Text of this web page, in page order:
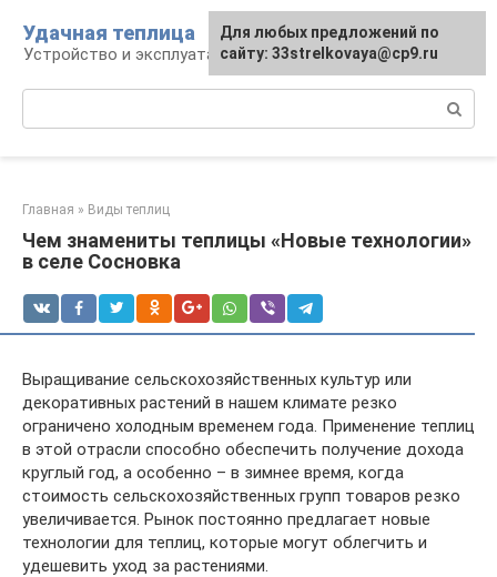
контенту
Удачная теплица
Устройство и эксплуатация теплиц
Главная » Виды теплиц
Чем знамениты теплицы «Новые технологии»
в селе Сосновка
Выращивание сельскохозяйственных культур или
декоративных растений в нашем климате резко
ограничено холодным временем года. Применение теплиц
в этой отрасли способно обеспечить получение дохода
круглый год, а особенно – в зимнее время, когда
стоимость сельскохозяйственных групп товаров резко
увеличивается. Рынок постоянно предлагает новые
технологии для теплиц, которые могут облегчить и
удешевить уход за растениями.
Для любых предложений по
сайту: 33strelkovaya@cp9.ru